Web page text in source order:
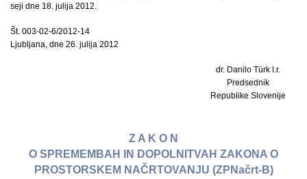
seji dne 18. julija 2012.
Št. 003-02-6/2012-14
Ljubljana, dne 26. julija 2012
dr. Danilo Türk l.r.
Predsednik
Republike Slovenije
Z A K O N
O SPREMEMBAH IN DOPOLNITVAH ZAKONA O
PROSTORSKEM NAČRTOVANJU (ZPNačrt-B)